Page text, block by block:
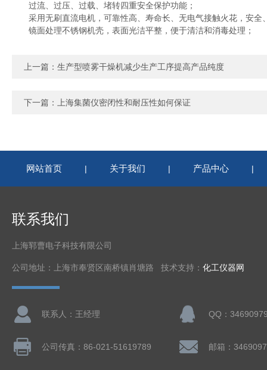
过流、过压、过载、堵转四重安全保护功能；
采用无刷直流电机，可靠性高、寿命长、无电气接触火花，安全
镜面处理不锈钢机壳，表面光洁平整，便于清洁和消毒处理；
上一篇： 生产型喷雾干燥机减少生产工序提高产品纯度
下一篇： 上海集菌仪密闭性和耐压性如何保证
网站首页 | 关于我们 | 产品中心 |
联系我们
上海郓曹电子科技有限公司
公司地址：上海市奉贤区南桥镇肖塘路 技术支持： 化工仪器网
联系人：王经理 QQ：
公司传真：86-021-51619789 邮箱：